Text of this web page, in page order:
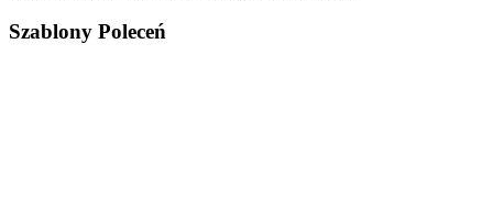
Szablony Poleceń